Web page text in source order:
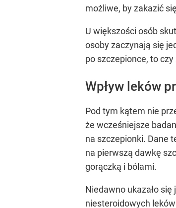
możliwe, by zakazić
U większości osób
osoby zaczynają się
po szczepionce, to
Wpływ leków
Pod tym kątem nie
że wcześniejsze
na szczepionki. Dane
na pierwszą dawkę
gorączką i bólami.
Niedawno ukazało
niesteroidowych